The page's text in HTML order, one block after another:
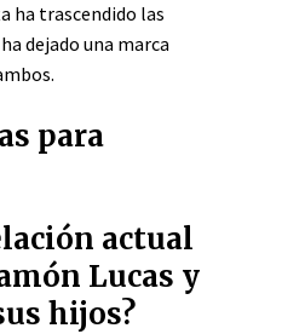
ha trascendido las
dejado una marca
para
actual
Lucas y
hijos?